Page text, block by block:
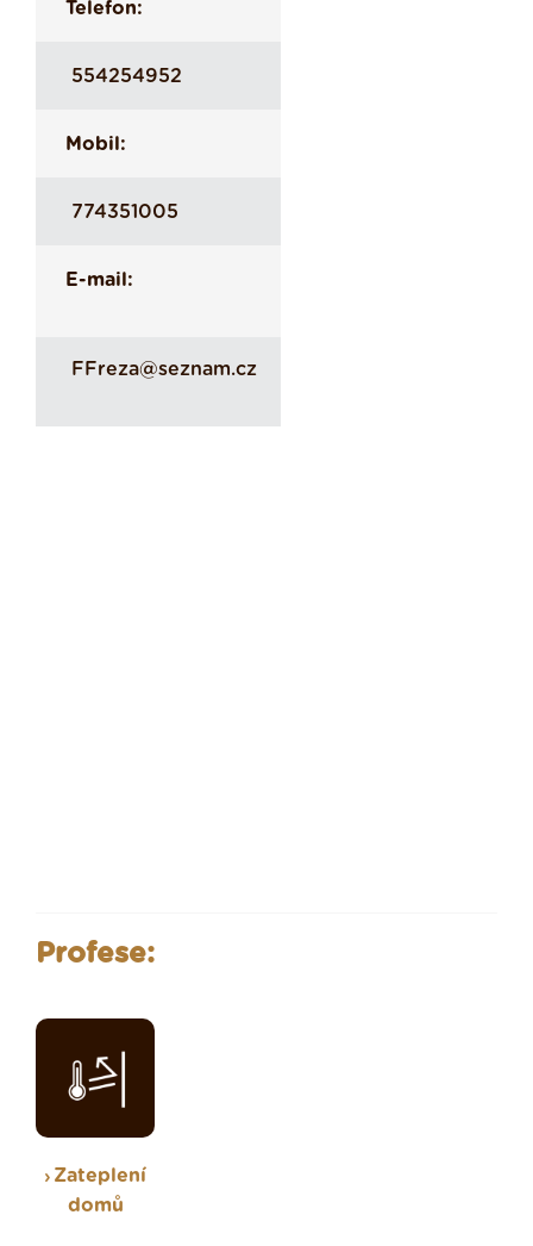
Telefon:
554254952
Mobil:
774351005
E-mail:
FFreza@seznam.cz
Profese:
Zateplení
domů